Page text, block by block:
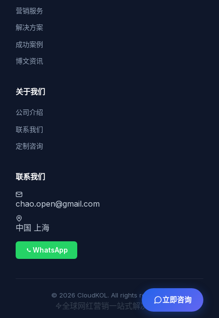
营销服务
解决方案
成功案例
博文资讯
关于我们
公司介绍
联系我们
定制咨询
联系我们
chao.open@gmail.com
中国 上海
WhatsApp
© 2026 CloudKOL. All rights reserved.
全球网红营销一站式解决方案
立即咨询